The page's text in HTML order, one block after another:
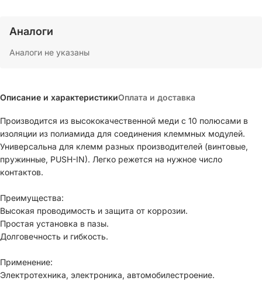
Аналоги
Аналоги не указаны
Описание и характеристикиОплата и доставка
Производится из высококачественной меди с 10 полюсами в
изоляции из полиамида для соединения клеммных модулей.
Универсальна для клемм разных производителей (винтовые,
пружинные, PUSH-IN). Легко режется на нужное число
контактов.
Преимущества:
Высокая проводимость и защита от коррозии.
Простая установка в пазы.
Долговечность и гибкость.
Применение:
Электротехника, электроника, автомобилестроение.